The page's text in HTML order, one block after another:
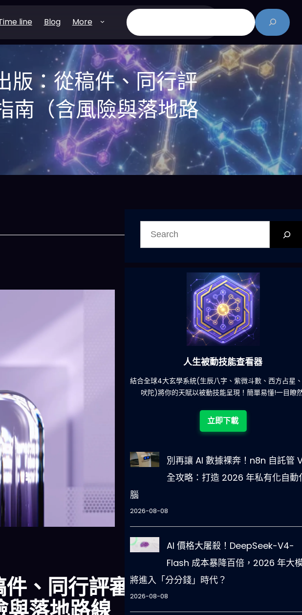
line Blog More
搜
尋
版：從稿件、同行評
南（含風險與落地路
、同行評審
美晚餐組合,以後免除晚餐吃什麽的煩
惱
立即下載
人生被動技能查看器
結合全球4大玄學系統(生辰八字、紫微斗數、西方占星
吠陀)將你的天賦以被動技能呈現！簡單易懂!一目瞭
立即下載
別再讓 AI 數據裸奔！n8n 自託管
全攻略：打造 2026 年私有化自動
腦
2026-08-08
AI 價格大屠殺！DeepSeek-V4-
Flash 成本暴降百倍，2026 年大
將進入「分分錢」時代？
2026-08-08